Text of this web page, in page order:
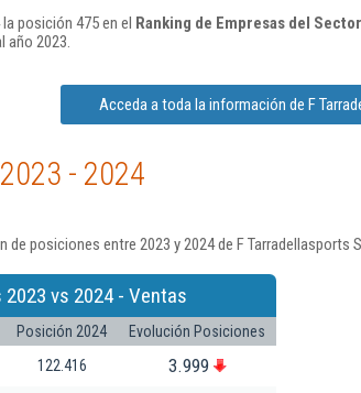
posición 475 en el Ranking de Empresas del
año 2023.
Acceda a toda la información de F
- 2024
posiciones entre 2023 y 2024 de F Tarradellasports
vs 2024 - Ventas
Posición 2024
Evolución Posiciones
122.416 3.999